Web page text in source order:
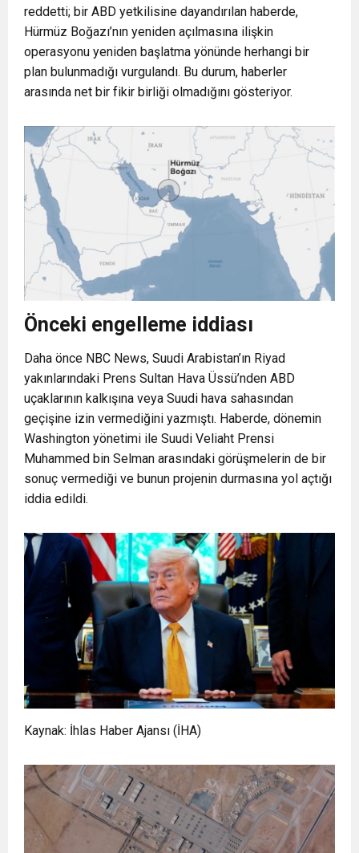
reddetti; bir ABD yetkilisine dayandırılan haberde,
Hürmüz Boğazı’nın yeniden açılmasına ilişkin
operasyonu yeniden başlatma yönünde herhangi bir
plan bulunmadığı vurgulandı. Bu durum, haberler
arasında net bir fikir birliği olmadığını gösteriyor.
Önceki engelleme iddiası
Daha önce NBC News, Suudi Arabistan’ın Riyad
yakınlarındaki Prens Sultan Hava Üssü’nden ABD
uçaklarının kalkışına veya Suudi hava sahasından
geçişine izin vermediğini yazmıştı. Haberde, dönemin
Washington yönetimi ile Suudi Veliaht Prensi
Muhammed bin Selman arasındaki görüşmelerin de bir
sonuç vermediği ve bunun projenin durmasına yol açtığı
iddia edildi.
Kaynak: İhlas Haber Ajansı (İHA)